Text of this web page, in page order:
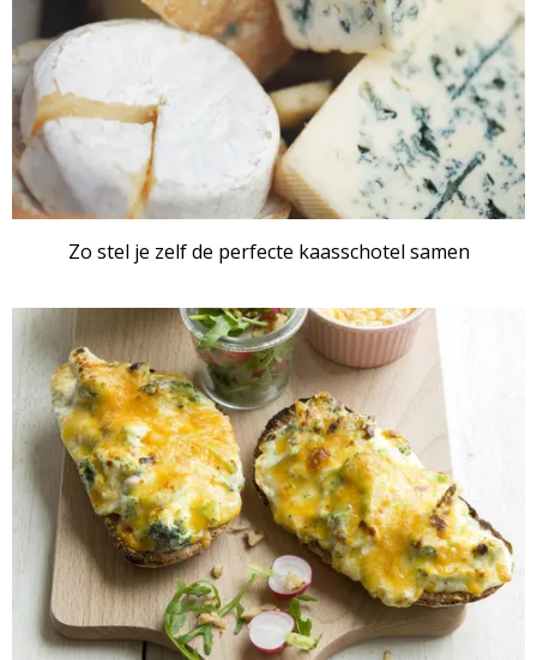
Zo stel je zelf de perfecte kaasschotel samen